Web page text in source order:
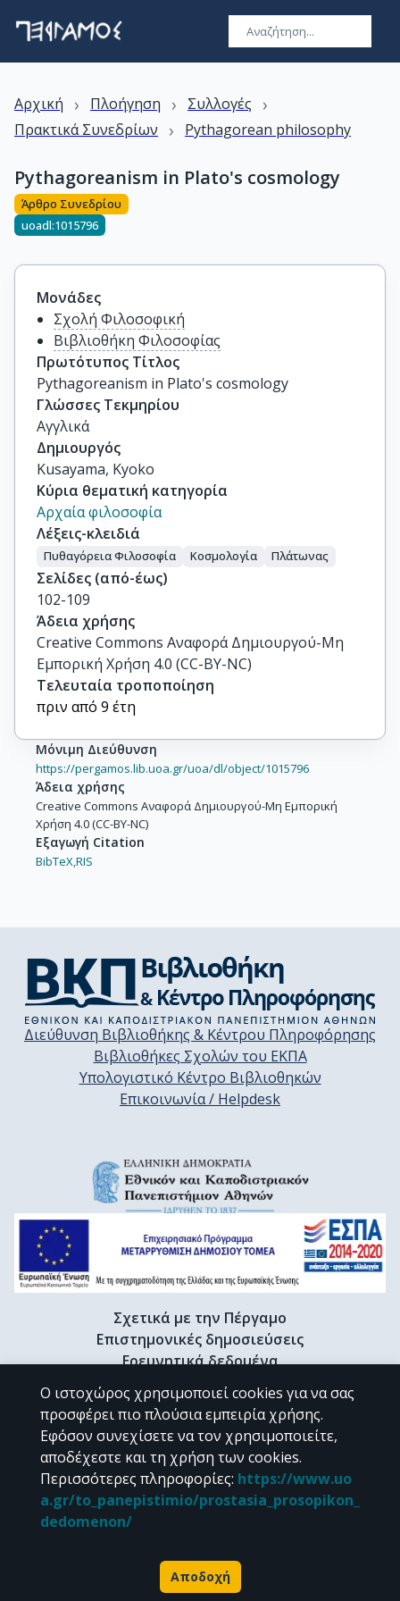
Αρχική › Πλοήγηση › Συλλογές ›
Πρακτικά Συνεδρίων › Pythagorean philosophy
Pythagoreanism in Plato's cosmology
Άρθρο Συνεδρίου
uoadl:1015796
Μονάδες
Σχολή Φιλοσοφική
Βιβλιοθήκη Φιλοσοφίας
Πρωτότυπος Τίτλος
Pythagoreanism in Plato's cosmology
Γλώσσες Τεκμηρίου
Αγγλικά
Δημιουργός
Kusayama, Kyoko
Κύρια θεματική κατηγορία
Αρχαία φιλοσοφία
Λέξεις-κλειδιά
Πυθαγόρεια Φιλοσοφία Κοσμολογία Πλάτωνας
Σελίδες (από-έως)
102-109
Άδεια χρήσης
Creative Commons Αναφορά Δημιουργού-Μη
Εμπορική Χρήση 4.0 (CC-BY-NC)
Τελευταία τροποποίηση
πριν από 9 έτη
Μόνιμη Διεύθυνση
https://pergamos.lib.uoa.gr/uoa/dl/object/1015796
Άδεια χρήσης
Creative Commons Αναφορά Δημιουργού-Μη Εμπορική
Χρήση 4.0 (CC-BY-NC)
Εξαγωγή Citation
BibTeX,RIS
Διεύθυνση Βιβλιοθήκης & Κέντρου Πληροφόρησης
Βιβλιοθήκες Σχολών του ΕΚΠΑ
Υπολογιστικό Κέντρο Βιβλιοθηκών
Επικοινωνία / Helpdesk
Σχετικά με την Πέργαμο
Επιστημονικές δημοσιεύσεις
Ερευνητικά δεδομένα
Διδακτορικές διατριβές & Γκρίζα βιβλιογραφία
Προφίλ Ερευνητή
CC BY-NC 4.0
Εκτός αν αναφέρεται διαφορετικά, το υλικό της "Περγάμου" διατίθεται
Powered by
Ο ιστοχώρος χρησιμοποιεί cookies για να σας
προσφέρει πιο πλούσια εμπειρία χρήσης.
Εφόσον συνεχίσετε να τον χρησιμοποιείτε,
αποδέχεστε και τη χρήση των cookies.
Περισσότερες πληροφορίες: https://www.uo
a.gr/to_panepistimio/prostasia_prosopikon_
dedomenon/
Αποδοχή